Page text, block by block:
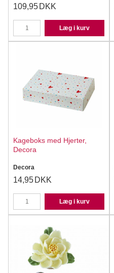
109,95 DKK
Læg i kurv
Kageboks med Hjerter,
Decora
Decora
14,95 DKK
Læg i kurv